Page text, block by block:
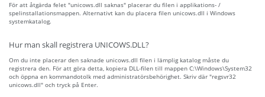
För att åtgärda felet "unicows.dll saknas" placerar du filen i applikations- /
spelinstallationsmappen. Alternativt kan du placera filen unicows.dll i Windows
systemkatalog.
Hur man skall registrera UNICOWS.DLL?
Om du inte placerar den saknade unicows.dll filen i lämplig katalog måste du
registrera den. För att göra detta, kopiera DLL-filen till mappen C:\Windows\System32
och öppna en kommandotolk med administratörsbehörighet. Skriv där "regsvr32
unicows.dll" och tryck på Enter.